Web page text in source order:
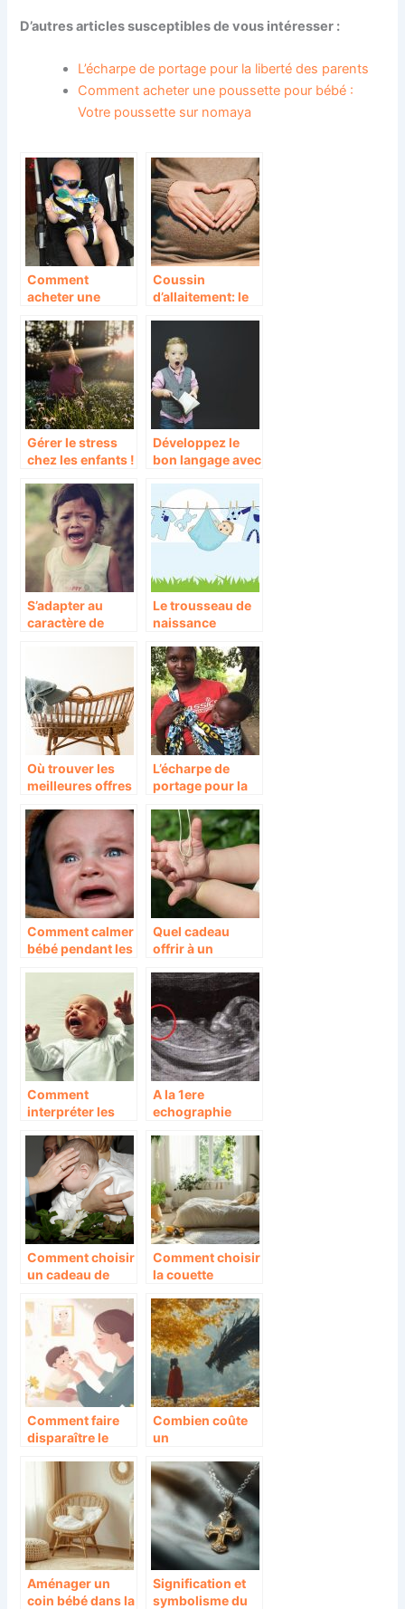
D’autres articles susceptibles de vous intéresser :
L’écharpe de portage pour la liberté des parents
Comment acheter une poussette pour bébé :
Votre poussette sur nomaya
Comment
acheter une
bébé : Votre
poussette sur
nomaya
Coussin
d’allaitement: le
enceintes et
allaitantes
Gérer le stress
chez les enfants !
Développez le
bon langage avec
S’adapter au
caractère de
Le trousseau de
naissance
préparer ?
Où trouver les
meilleures offres
L’écharpe de
portage pour la
parents
Comment calmer
bébé pendant les
Quel cadeau
offrir à un
Comment
interpréter les
A la 1ere
echographie
connaitre le sexe
d’un bebe
Comment choisir
un cadeau de
Comment choisir
la couette
votre enfant tout
en respectant
l’environnement
Comment faire
disparaître le
bébé : 5 remèdes
naturels
efficaces
Combien coûte
un
avec ou sans
mutuelle : tous
les tarifs détaillés
Aménager un
coin bébé dans la
Signification et
symbolisme du